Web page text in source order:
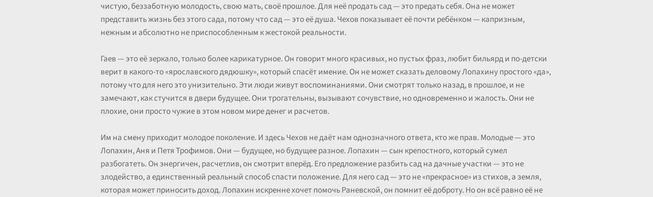
чистую, беззаботную молодость, свою мать, своё прошлое. Для неё продать сад — это предать себя. Она не может
представить жизнь без этого сада, потому что сад — это её душа. Чехов показывает её почти ребёнком — капризным,
нежным и абсолютно не приспособленным к жестокой реальности.
Гаев — это её зеркало, только более карикатурное. Он говорит много красивых, но пустых фраз, любит бильярд и по-детски
верит в какого-то «ярославского дядюшку», который спасёт имение. Он не может сказать деловому Лопахину простого «да»,
потому что для него это унизительно. Эти люди живут воспоминаниями. Они смотрят только назад, в прошлое, и не
замечают, как стучится в двери будущее. Они трогательны, вызывают сочувствие, но одновременно и жалость. Они не
плохие, они просто чужие в этом новом мире денег и расчетов.
Им на смену приходит молодое поколение. И здесь Чехов не даёт нам однозначного ответа, кто же прав. Молодые — это
Лопахин, Аня и Петя Трофимов. Они — будущее, но будущее разное. Лопахин — сын крепостного, который сумел
разбогатеть. Он энергичен, расчетлив, он смотрит вперёд. Его предложение разбить сад на дачные участки — это не
злодейство, а единственный реальный способ спасти положение. Для него сад — это не «прекрасное» из стихов, а земля,
которая может приносить доход. Лопахин искренне хочет помочь Раневской, он помнит её доброту. Но он всё равно её не